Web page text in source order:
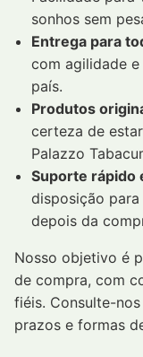
sonhos sem
Entrega para
com agilidade
país.
Produtos
certeza de
Palazzo
Suporte rápido
disposição
depois da
Nosso objetivo é
de compra, com
fiéis. Consulte-
prazos e formas